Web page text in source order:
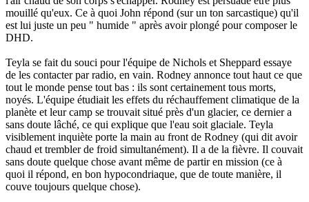
mouillé qu'eux. Ce à quoi John répond (sur un ton sarcastique) qu'il
est lui juste un peu " humide " après avoir plongé pour composer le
DHD.
Teyla se fait du souci pour l'équipe de Nichols et Sheppard essaye
de les contacter par radio, en vain. Rodney annonce tout haut ce que
tout le monde pense tout bas : ils sont certainement tous morts,
noyés. L'équipe étudiait les effets du réchauffement climatique de la
planète et leur camp se trouvait situé près d'un glacier, ce dernier a
sans doute lâché, ce qui explique que l'eau soit glaciale. Teyla
visiblement inquiète porte la main au front de Rodney (qui dit avoir
chaud et trembler de froid simultanément). Il a de la fièvre. Il couvait
sans doute quelque chose avant même de partir en mission (ce à
quoi il répond, en bon hypocondriaque, que de toute manière, il
couve toujours quelque chose).